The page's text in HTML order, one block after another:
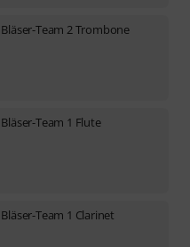
Bläser-Team 2 Trombone
Bläser-Team 1 Flute
Bläser-Team 1 Clarinet